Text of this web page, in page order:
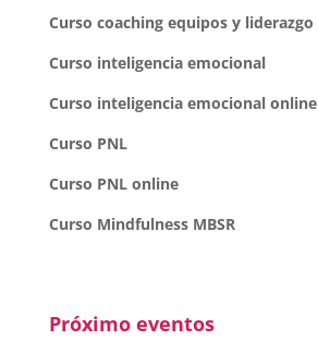
Curso coaching equipos y liderazgo
Curso inteligencia emocional
Curso inteligencia emocional online
Curso PNL
Curso PNL online
Curso Mindfulness MBSR
Próximo eventos